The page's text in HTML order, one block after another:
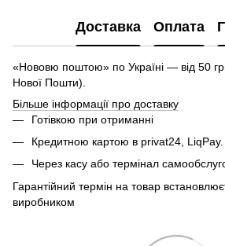
Доставка Оплата
«Нововю поштою» по Україні — від 50
Нової Пошти).
Більше інформації про доставку
Готівкою при отриманні
Кредитною картою в privat24, LiqPay.
Через касу або термінал
Гарантійний термін на товар
виробником